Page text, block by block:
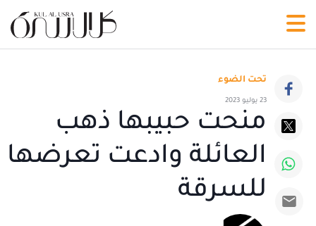
تحت الضوء
23 يوليو 2023
منحت حبيبها ذهب
العائلة وادعت تعرضها
للسرقة